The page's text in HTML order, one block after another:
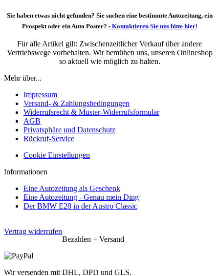
Sie haben etwas nicht gefunden? Sie suchen eine bestimmte Autozeitung, ein
Prospekt oder ein Auto Poster? - Kontaktieren Sie uns bitte hier!
Für alle Artikel gilt: Zwischenzeitlicher Verkauf über andere
Vertriebswege vorbehalten. Wir bemühen uns, unseren Onlineshop
so aktuell wie möglich zu halten.
Mehr über...
Impressum
Versand- & Zahlungsbedingungen
Widerrufsrecht & Muster-Widerrufsformular
AGB
Privatsphäre und Datenschutz
Rückruf-Service
Cookie Einstellungen
Informationen
Eine Autozeitung als Geschenk
Eine Autozeitung - Genau mein Ding
Der BMW E28 in der Austro Classic
Vertrag widerrufen
Bezahlen + Versand
Wir versenden mit DHL, DPD und GLS.